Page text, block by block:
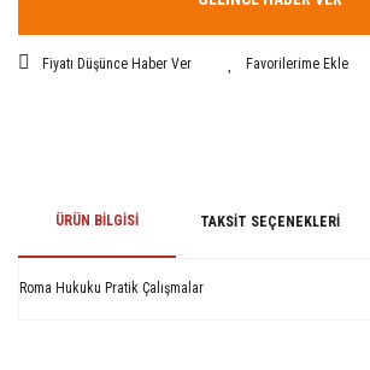
Fiyatı Düşünce Haber Ver
ÜRÜN BILGISI TAKSIT SEÇENEKLERI
Roma Hukuku Pratik Çalışmalar